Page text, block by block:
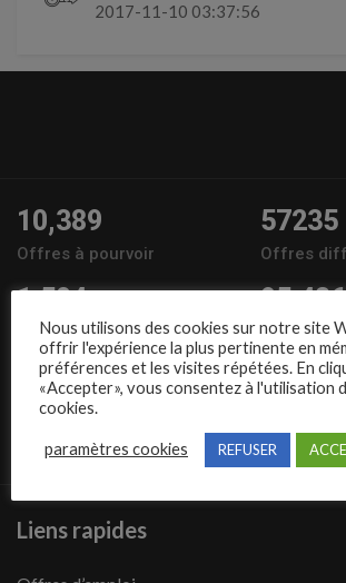
2017-11-10 03:37:56
10,389
Offres à pourvoir
57235
Offres
1,504
Entreprises
95,486
Candidats
Nous suivre
Liens rapides
Nous utilisons des cookies sur notre site
offrir l'expérience la plus pertinente en
préférences et les visites répétées. En
«Accepter», vous consentez à l'utilisation
cookies.
paramètres cookies REFUSER